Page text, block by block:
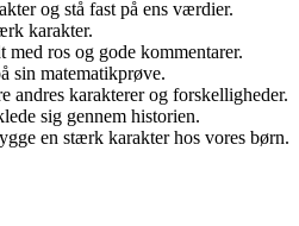
og stå fast på ens værdier.
karakter.
ros og gode kommentarer.
sin matematikprøve.
andres karakterer og forskelligheder.
sig gennem historien.
en stærk karakter hos vores børn.